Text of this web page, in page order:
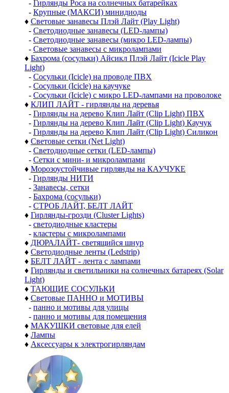
- Гирлянды Роса на солнечных батарейках
- Крупные (МАКСИ) минидиоды
♦ Световые занавесы Плэй Лайт (Play Light)
- Светодиодные занавесы (LED-лампы)
- Светодиодные занавесы (микро LED-лампы)
- Световые занавесы с микролампами
♦ Бахрома (сосульки) Айсикл Плэй Лайт (Icicle Play
Light)
- Сосульки (Icicle) на проводе ПВХ
- Сосульки (Icicle) на каучуке
- Сосульки (Icicle) с микро LED-лампами на проволоке
♦ КЛИП ЛАЙТ - гирлянды на деревья
- Гирлянды на дерево Клип Лайт (Clip Light) ПВХ
- Гирлянды на дерево Клип Лайт (Clip Light) Каучук
- Гирлянды на дерево Клип Лайт (Clip Light) Силикон
♦ Световые сетки (Net Light)
- Светодиодные сетки (LED-лампы)
- Сетки с мини- и микролампами
♦ Морозоустойчивые гирлянды на КАУЧУКЕ
- Гирлянды НИТИ
- Занавесы, сетки
- Бахрома (сосульки)
- СТРОБ ЛАЙТ, БЕЛТ ЛАЙТ
♦ Гирлянды-грозди (Cluster Lights)
- светодиодные кластеры
- кластеры с микролампами
♦ ДЮРАЛАЙТ- светящийся шнур
♦ Светодиодные ленты (Ledstrip)
♦ БЕЛТ ЛАЙТ - лента с лампами
♦ Гирлянды и светильники на солнечных батареях (Solar
Light)
♦ ТАЮЩИЕ СОСУЛЬКИ
♦ Световые ПАННО и МОТИВЫ
- панно и мотивы для улицы
- панно и мотивы для помещения
♦ МАКУШКИ световые для елей
♦ Лампы
♦ Аксессуары к электрогирляндам